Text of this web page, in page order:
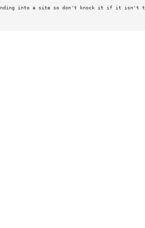
into a site so don't knock it if it isn't